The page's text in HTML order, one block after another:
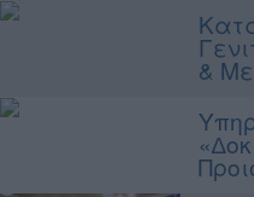
ΣΚΑΦΟΣ
ΘΕΣΣΑΛΟΝΙΚΗ BOAT &
BOAT & FISHING SHOW 2025
&